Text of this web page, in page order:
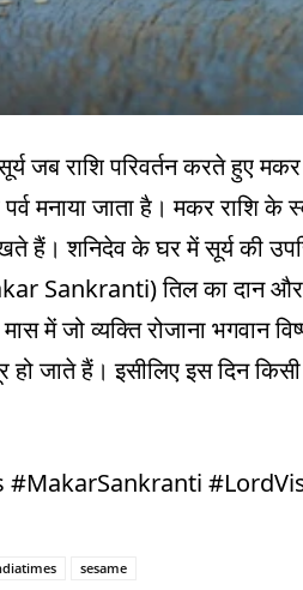
जब राशि परिवर्तन करते हुए
मनाया जाता है। मकर राशि के
हैं। शनिदेव के घर में सूर्य की
Sankranti) तिल का दान और
मास में जो व्यक्ति रोजाना
जाते हैं। इसीलिए इस दिन
#MakarSankranti
sesame